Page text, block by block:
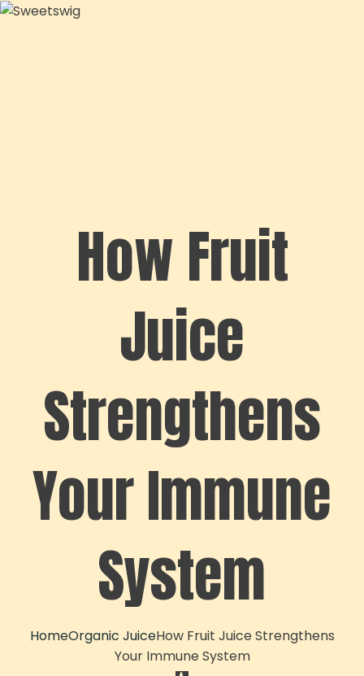
How Fruit
Juice
Strengthens
Your Immune
System
HomeOrganic JuiceHow Fruit Juice Strengthens
Your Immune System